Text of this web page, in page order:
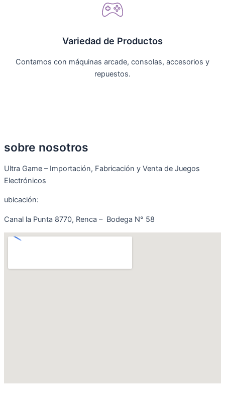
Variedad de Productos
Contamos con máquinas arcade, consolas, accesorios y
repuestos.
sobre nosotros
Ultra Game – Importación, Fabricación y Venta de Juegos
Electrónicos
ubicación:
Canal la Punta 8770, Renca – Bodega N° 58